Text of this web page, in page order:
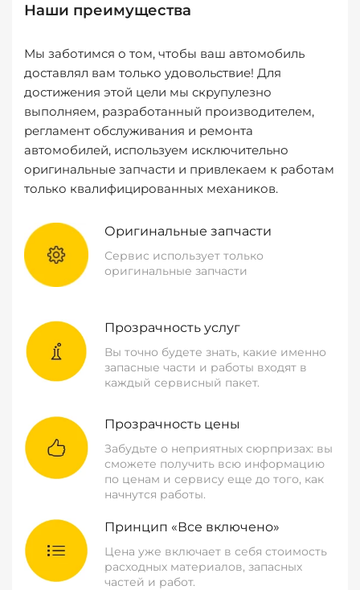
Наши преимущества
Мы заботимся о том, чтобы ваш автомобиль
доставлял вам только удовольствие! Для
достижения этой цели мы скрупулезно
выполняем, разработанный производителем,
регламент обслуживания и ремонта
автомобилей, используем исключительно
оригинальные запчасти и привлекаем к работам
только квалифицированных механиков.
Оригинальные запчасти
Сервис использует только
оригинальные запчасти
Прозрачность услуг
Вы точно будете знать, какие именно
запасные части и работы входят в
каждый сервисный пакет.
Прозрачность цены
Забудьте о неприятных сюрпризах: вы
сможете получить всю информацию
по ценам и сервису еще до того, как
начнутся работы.
Принцип «Все включено»
Цена уже включает в себя стоимость
расходных материалов, запасных
частей и работ.